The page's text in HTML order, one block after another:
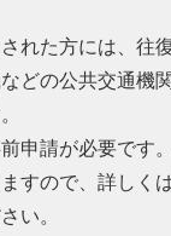
れた方には、往
どの公共交通機
申請が必要です
すので、詳しく
い。